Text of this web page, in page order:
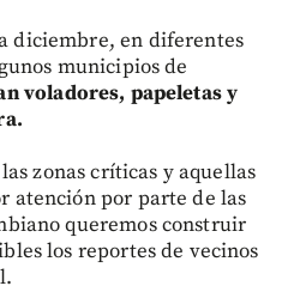
diciembre, en diferentes
municipios de
voladores, papeletas y
zonas críticas y aquellas
atención por parte de las
queremos construir
los reportes de vecinos